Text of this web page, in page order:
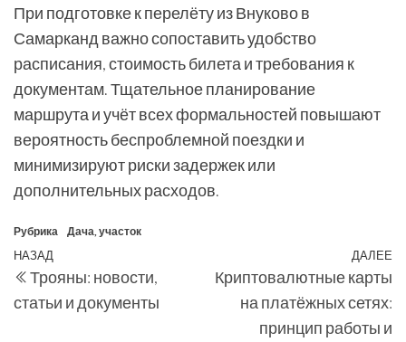
При подготовке к перелёту из Внуково в
Самарканд важно сопоставить удобство
расписания, стоимость билета и требования к
документам. Тщательное планирование
маршрута и учёт всех формальностей повышают
вероятность беспроблемной поездки и
минимизируют риски задержек или
дополнительных расходов.
Рубрика Дача, участок
Навигация
по
записям
Предыдущая
запись
НАЗАД
Трояны: новости,
статьи и документы
ДАЛЕЕ
Криптовалютные карты
на платёжных сетях:
принцип работы и